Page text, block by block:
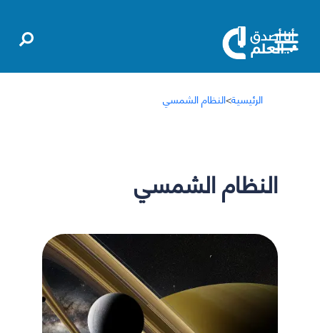
الرئيسية>النظام الشمسي
النظام الشمسي